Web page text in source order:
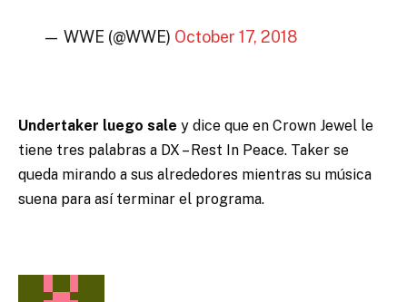
— WWE (@WWE) October 17, 2018
Undertaker luego sale y dice que en Crown Jewel le
tiene tres palabras a DX – Rest In Peace. Taker se
queda mirando a sus alrededores mientras su música
suena para así terminar el programa.